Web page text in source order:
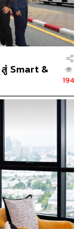
สู่ Smart &
194